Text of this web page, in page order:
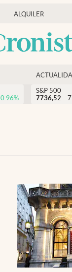
ALQUILER
0.96%
S&P 500
7736,52